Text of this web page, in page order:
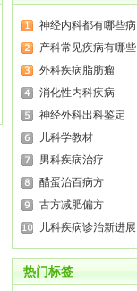
神经内科都有哪些病
产科常见疾病有哪些
外科疾病脂肪瘤
消化性内科疾病
神经外科出科鉴定
儿科学教材
男科疾病治疗
醋蛋治百病方
古方减肥偏方
儿科疾病诊治新进展
热门标签